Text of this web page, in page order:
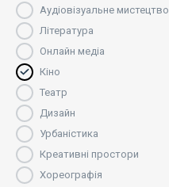
Аудіовізуальне мистецтво
Література
Онлайн медіа
Кіно
Театр
Дизайн
Урбаністика
Креативні простори
Хореографія